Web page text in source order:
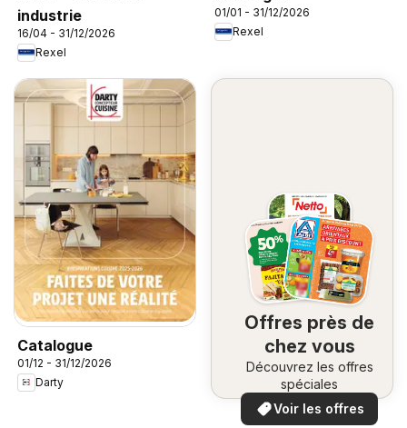
industrie
16/04 - 31/12/2026
Rexel
01/01 - 31/12/2026
Rexel
Catalogue
01/12 - 31/12/2026
Darty
Offres près de
chez vous
Découvrez les offres
spéciales
Voir les offres